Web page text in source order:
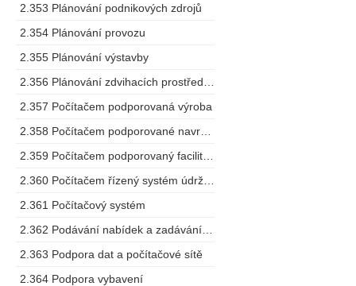
2.353 Plánování podnikových zdrojů
2.354 Plánování provozu
2.355 Plánování výstavby
2.357 Počítačem podporovaná výroba
2.361 Počítačový systém
2.363 Podpora dat a počítačové sítě
2.364 Podpora vybavení